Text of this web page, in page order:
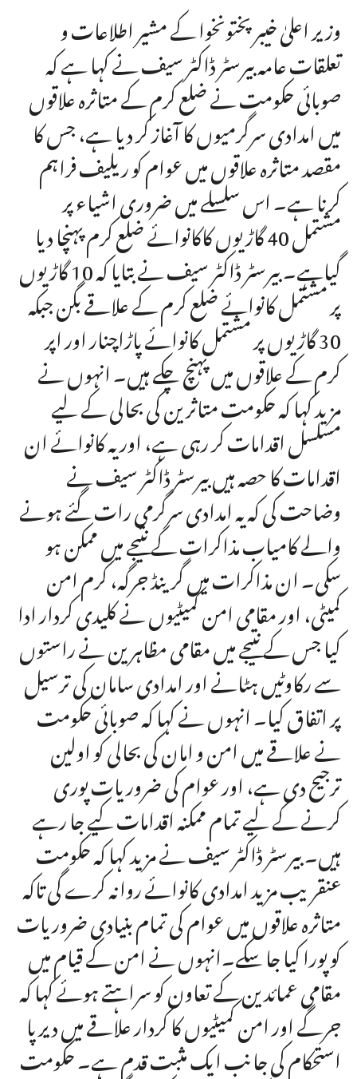
وزیر اعلیٰ خیبر پختونخوا کے مشیر اطلاعات و
تعلقات عامہ بیرسٹر ڈاکٹر سیف نے کہا ہے کہ
صوبائی حکومت نے ضلع کرم کے متاثرہ علاقوں
میں امدادی سرگرمیوں کا آغاز کر دیا ہے، جس کا
مقصد متاثرہ علاقوں میں عوام کو ریلیف فراہم
کرنا ہے۔ اس سلسلے میں ضروری اشیاء پر
مشتمل 40 گاڑیوں کاکانوائے ضلع کرم پہنچا دیا
گیاہے۔ بیرسٹر ڈاکٹر سیف نے بتایا کہ 10 گاڑیوں
پر مشتمل کانوائے ضلع کرم کے علاقے بگن جبکہ
30 گاڑیوں پر مشتمل کانوائے پاڑاچنار اور اپر
کرم کے علاقوں میں پہنچ چکے ہیں۔ انہوں نے
مزید کہا کہ حکومت متاثرین کی بحالی کے لیے
مسلسل اقدامات کر رہی ہے، اور یہ کانوائے ان
اقدامات کا حصہ ہیں بیرسٹر ڈاکٹر سیف نے
وضاحت کی کہ یہ امدادی سرگرمی رات گئے ہونے
والے کامیاب مذاکرات کے نتیجے میں ممکن ہو
سکی۔ ان مذاکرات میں گرینڈ جرگہ، کرم امن
کمیٹی، اور مقامی امن کمیٹیوں نے کلیدی کردار ادا
کیا جس کے نتیجے میں مقامی مظاہرین نے راستوں
سے رکاوٹیں ہٹانے اور امدادی سامان کی ترسیل
پر اتفاق کیا۔ انہوں نے کہا کہ صوبائی حکومت
نے علاقے میں امن و امان کی بحالی کو اولین
ترجیح دی ہے، اور عوام کی ضروریات پوری
کرنے کے لیے تمام ممکنہ اقدامات کیے جا رہے
ہیں۔ بیرسٹر ڈاکٹر سیف نے مزید کہا کہ حکومت
عنقریب مزید امدادی کانوائے روانہ کرے گی تاکہ
متاثرہ علاقوں میں عوام کی تمام بنیادی ضروریات
کو پورا کیا جا سکے۔انہوں نے امن کے قیام میں
مقامی عمائدین کے تعاون کو سراہتے ہوئے کہا کہ
جرگے اور امن کمیٹیوں کا کردار علاقے میں دیرپا
استحکام کی جانب ایک مثبت قدم ہے۔ حکومت